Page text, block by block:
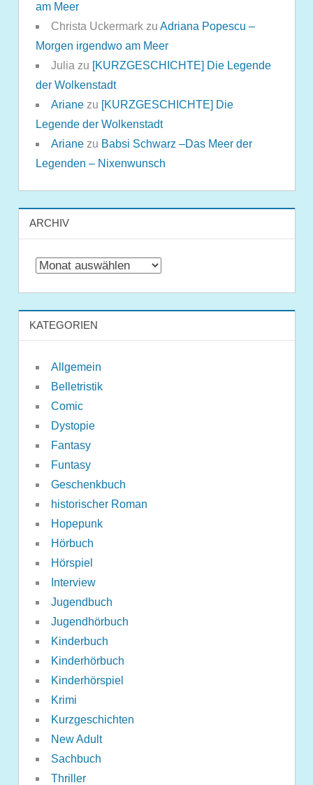
am Meer
Christa Uckermarkzu Adriana Popescu –
Morgen irgendwo am Meer
Julia zu [KURZGESCHICHTE] Die Legende
der Wolkenstadt
Arianezu [KURZGESCHICHTE] Die
Legende der Wolkenstadt
Arianezu Babsi Schwarz –Das Meer der
Legenden – Nixenwunsch
ARCHIV
Archiv
KATEGORIEN
Allgemein
Belletristik
Comic
Dystopie
Fantasy
Funtasy
Geschenkbuch
historischer Roman
Hopepunk
Hörbuch
Hörspiel
Interview
Jugendbuch
Jugendhörbuch
Kinderbuch
Kinderhörbuch
Kinderhörspiel
Krimi
Kurzgeschichten
New Adult
Sachbuch
Thriller